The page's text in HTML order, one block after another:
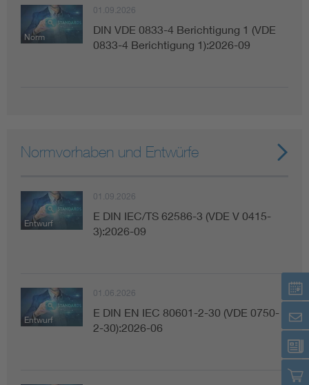
Norm
01.09.2026
DIN VDE 0833-4 Berichtigung 1 (VDE
0833-4 Berichtigung 1):2026-09
Normvorhaben und Entwürfe
Entwurf
01.09.2026
E DIN IEC/TS 62586-3 (VDE V 0415-
3):2026-09
Entwurf
01.06.2026
E DIN EN IEC 80601-2-30 (VDE 0750-
2-30):2026-06